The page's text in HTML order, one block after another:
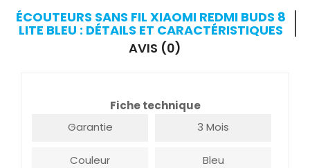
ÉCOUTEURS SANS FIL XIAOMI REDMI BUDS 8
LITE BLEU : DÉTAILS ET CARACTÉRISTIQUES
AVIS (0)
Fiche technique
Garantie
3 Mois
Couleur Bleu